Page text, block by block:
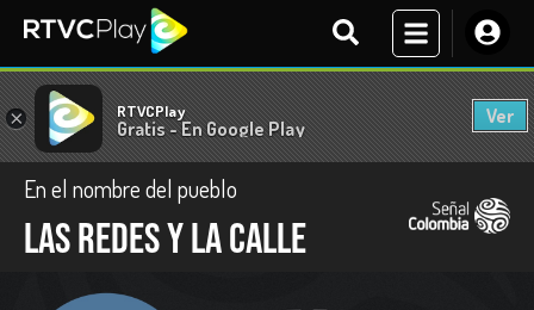
× RTVCPlay
Gratis - En Google Play
Ver
En el nombre del pueblo
Las redes y la calle